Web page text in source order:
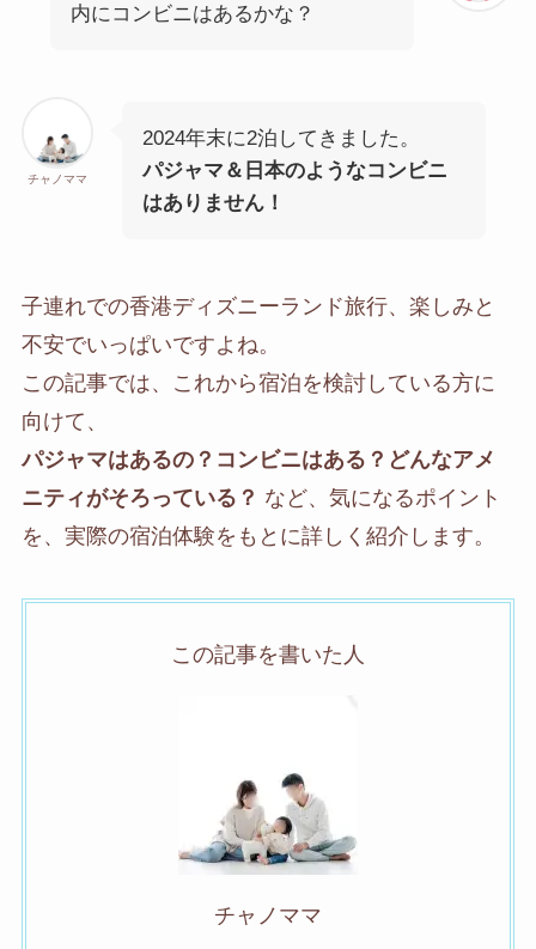
内にコンビニはあるかな？
チャノママ
2024年末に2泊してきました。
パジャマ＆日本のようなコンビニ
はありません！
子連れでの香港ディズニーランド旅行、楽しみと
不安でいっぱいですよね。
この記事では、これから宿泊を検討している方に
向けて、
パジャマはあるの？コンビニはある？どんなアメ
ニティがそろっている？ など、気になるポイント
を、実際の宿泊体験をもとに詳しく紹介します。
この記事を書いた人
チャノママ